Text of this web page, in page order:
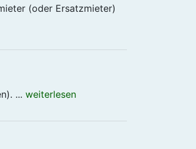
(oder Ersatzmieter)
... weiterlesen